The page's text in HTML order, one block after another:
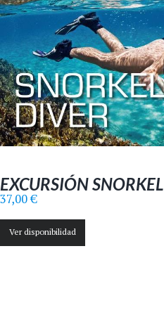
EXCURSIÓN SNORKEL
37,00€
Ver disponibilidad